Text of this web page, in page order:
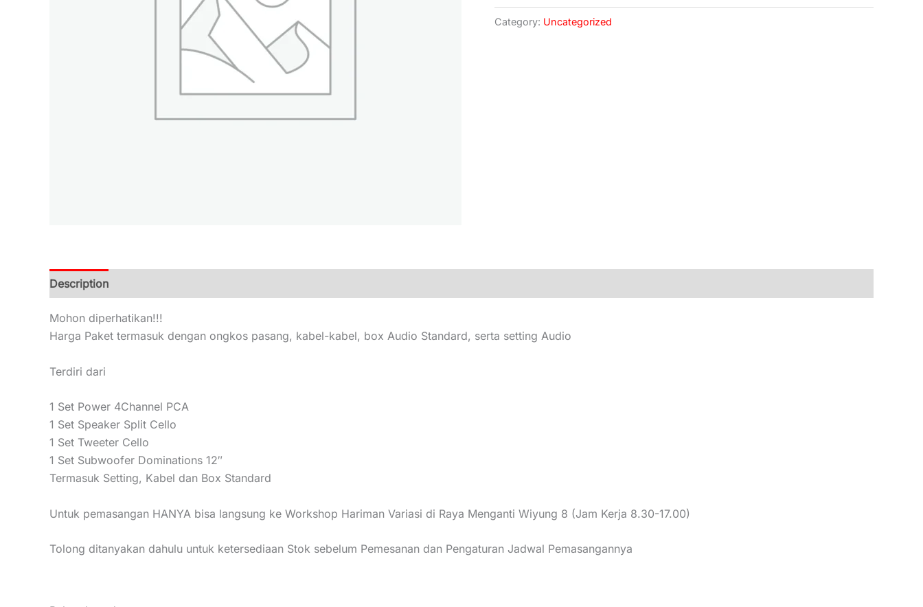
Category: Uncategorized
Description
Mohon diperhatikan!!!
Harga Paket termasuk dengan ongkos pasang, kabel-kabel, box Audio Standard, serta setting Audio
Terdiri dari
1 Set Power 4Channel PCA
1 Set Speaker Split Cello
1 Set Tweeter Cello
1 Set Subwoofer Dominations 12″
Termasuk Setting, Kabel dan Box Standard
Untuk pemasangan HANYA bisa langsung ke Workshop Hariman Variasi di Raya Menganti Wiyung 8 (Jam Kerja 8.30-17.00)
Tolong ditanyakan dahulu untuk ketersediaan Stok sebelum Pemesanan dan Pengaturan Jadwal Pemasangannya